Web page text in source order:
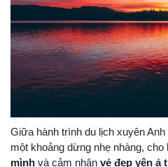
Giữa hành trình du lịch xuyên Anh
một khoảng dừng nhẹ nhàng, cho
mình và cảm nhận vẻ đẹp yên ả